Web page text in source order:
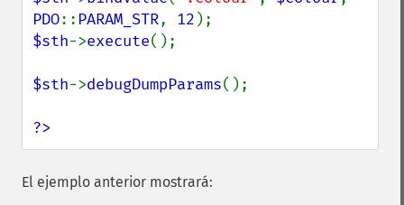
PDO:: PARAM_STR, 12
$sth->execute();
$sth->debugDumpParams();
?>
El ejemplo anterior mostrará: